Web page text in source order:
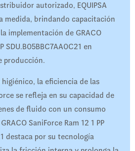
autorizado, EQUIPSA
medida, brindando capacitación
implementación de GRACO
SDU.B05BBC7AA0C21 en
producción.
la eficiencia de las
se refleja en su capacidad de
de fluido con un consumo
SaniForce Ram 12 1 PP
destaca por su tecnología